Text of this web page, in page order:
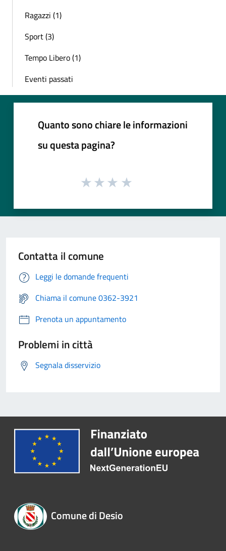
Ragazzi (1)
Sport (3)
Tempo Libero (1)
Eventi passati
Quanto sono chiare le informazioni
su questa pagina?
Contatta il comune
Leggi le domande frequenti
Chiama il comune 0362-3921
Prenota un appuntamento
Problemi in città
Segnala disservizio
Comune di Desio